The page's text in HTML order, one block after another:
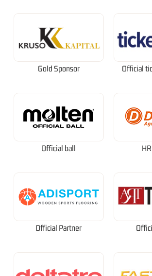
Gold Sponsor Official
Official ball
Official Partner